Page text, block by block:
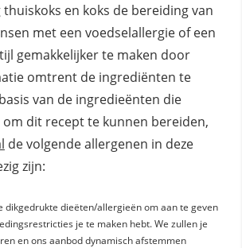
en koks de bereiding van
met een voedselallergie of een
gemakkelijker te maken door
omtrent de ingrediënten te
van de ingredieënten die
dit recept te kunnen bereiden,
de volgende allergenen in deze
zijn:
dikgedrukte dieëten/allergieën om aan te geven
je te maken hebt. We zullen je
en ons aanbod dynamisch afstemmen